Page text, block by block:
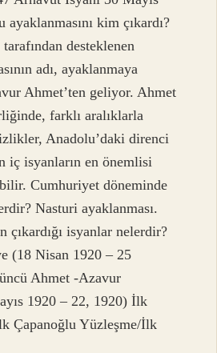
kim çıkardı?
desteklenen
adı, ayaklanmaya
Ahmet’ten geliyor. Ahmet
farklı aralıklarla
Anadolu’daki direnci
iç isyanların en önemlisi
Cumhuriyet döneminde
Nasturi ayaklanması.
çıkardığı isyanlar nelerdir?
(18 Nisan 1920 – 25
Ahmet -Azavur
1920 – 22, 1920) İlk
Çapanoğlu Yüzleşme/İlk